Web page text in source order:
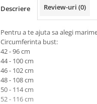
Descriere Review-uri (0)
Pentru a te ajuta sa alegi
Circumferinta bust:
42 - 96 cm
44 - 100 cm
46 - 102 cm
48 - 108 cm
50 - 114 cm
52 - 116 cm